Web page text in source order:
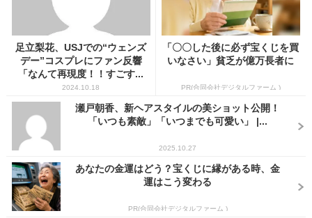
足立梨花、USJでの“ウェンズ
デー”コスプレにファン反響
「なんて再現度！！すごす...
2024.10.18
「〇〇した後に必ず宝くじを買
いなさい」貧乏が億万長者に
PR(合同会社デジタルファーム )
瀬戸朝香、新ヘアスタイルの美ショット公開！
「いつも素敵」「いつまでも可愛い」 |...
2025.10.27
あなたの金運はどう？宝くじに縁がある時、金
運はこう変わる
PR(合同会社デジタルファーム )